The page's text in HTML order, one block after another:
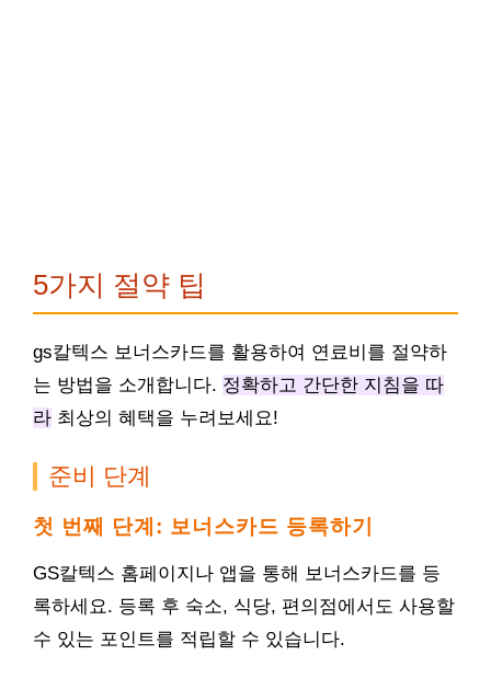
5가지 절약 팁
gs칼텍스 보너스카드를 활용하여 연료비를 절약하
는 방법을 소개합니다. 정확하고 간단한 지침을 따
라 최상의 혜택을 누려보세요!
준비 단계
첫 번째 단계: 보너스카드 등록하기
GS칼텍스 홈페이지나 앱을 통해 보너스카드를 등
록하세요. 등록 후 숙소, 식당, 편의점에서도 사용할
수 있는 포인트를 적립할 수 있습니다.